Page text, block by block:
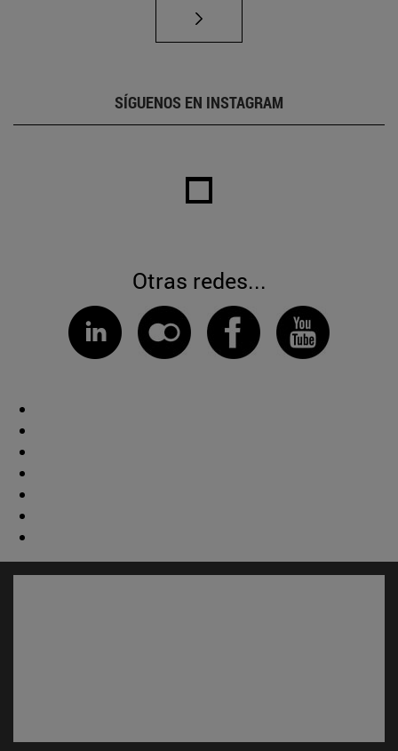
SÍGUENOS EN INSTAGRAM
Otras redes...